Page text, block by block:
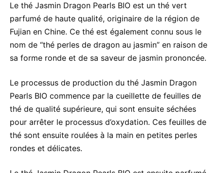
Le thé Jasmin Dragon Pearls BIO est un thé vert
parfumé de haute qualité, originaire de la région de
Fujian en Chine. Ce thé est également connu sous le
nom de “thé perles de dragon au jasmin” en raison de
sa forme ronde et de sa saveur de jasmin prononcée.
Le processus de production du thé Jasmin Dragon
Pearls BIO commence par la cueillette de feuilles de
thé de qualité supérieure, qui sont ensuite séchées
pour arrêter le processus d’oxydation. Ces feuilles de
thé sont ensuite roulées à la main en petites perles
rondes et délicates.